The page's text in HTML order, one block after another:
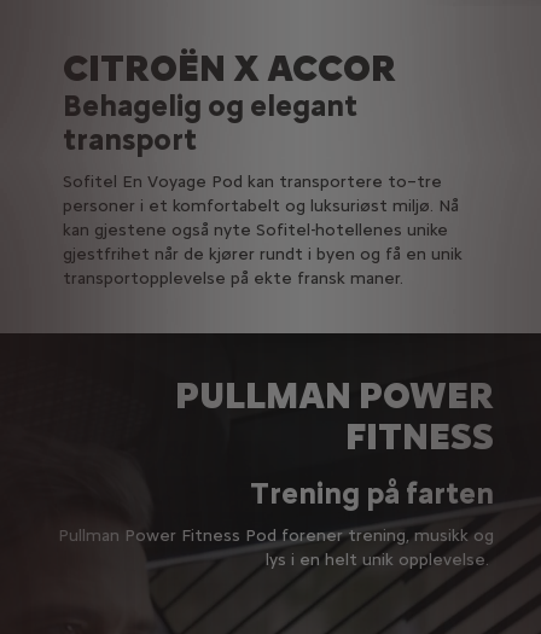
CITROËN X ACCOR
Behagelig og elegant
transport
Sofitel En Voyage Pod kan transportere to–tre
personer i et komfortabelt og luksuriøst miljø. Nå
kan gjestene også nyte Sofitel-hotellenes unike
gjestfrihet når de kjører rundt i byen og få en unik
transportopplevelse på ekte fransk maner.
PULLMAN POWER
FITNESS
Trening på farten
Pullman Power Fitness Pod forener trening, musikk og
lys i en helt unik opplevelse.